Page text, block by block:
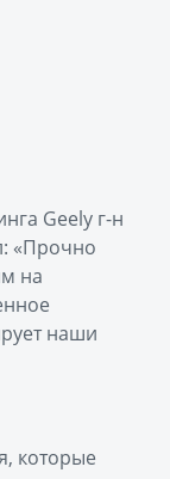
Geely г-н
«Прочно
на
наши
которые